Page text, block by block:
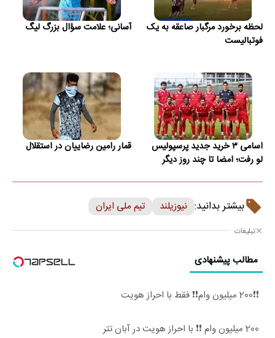
لحظه برخورد مرگبار صاعقه به یک
فوتبالیست
آسانی؛ علامت سؤال بزرگ لیگ
اسامی ۳ خرید جدید پرسپولیس
لو رفت؛ امضا تا چند روز دیگر
قمار رامین رضاییان در استقلال
بیشتر بدانید: نیوزیلند تیم ملی ایران
تبلیغات
مطالب پیشنهادی
❗❗200 میلیون وام❗❗ فقط با احراز هویت
200 میلیون وام ❗❗ با احراز هویت در آبان تتر